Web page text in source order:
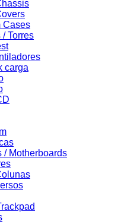
Cases
Torres
carga
/ Motherboards